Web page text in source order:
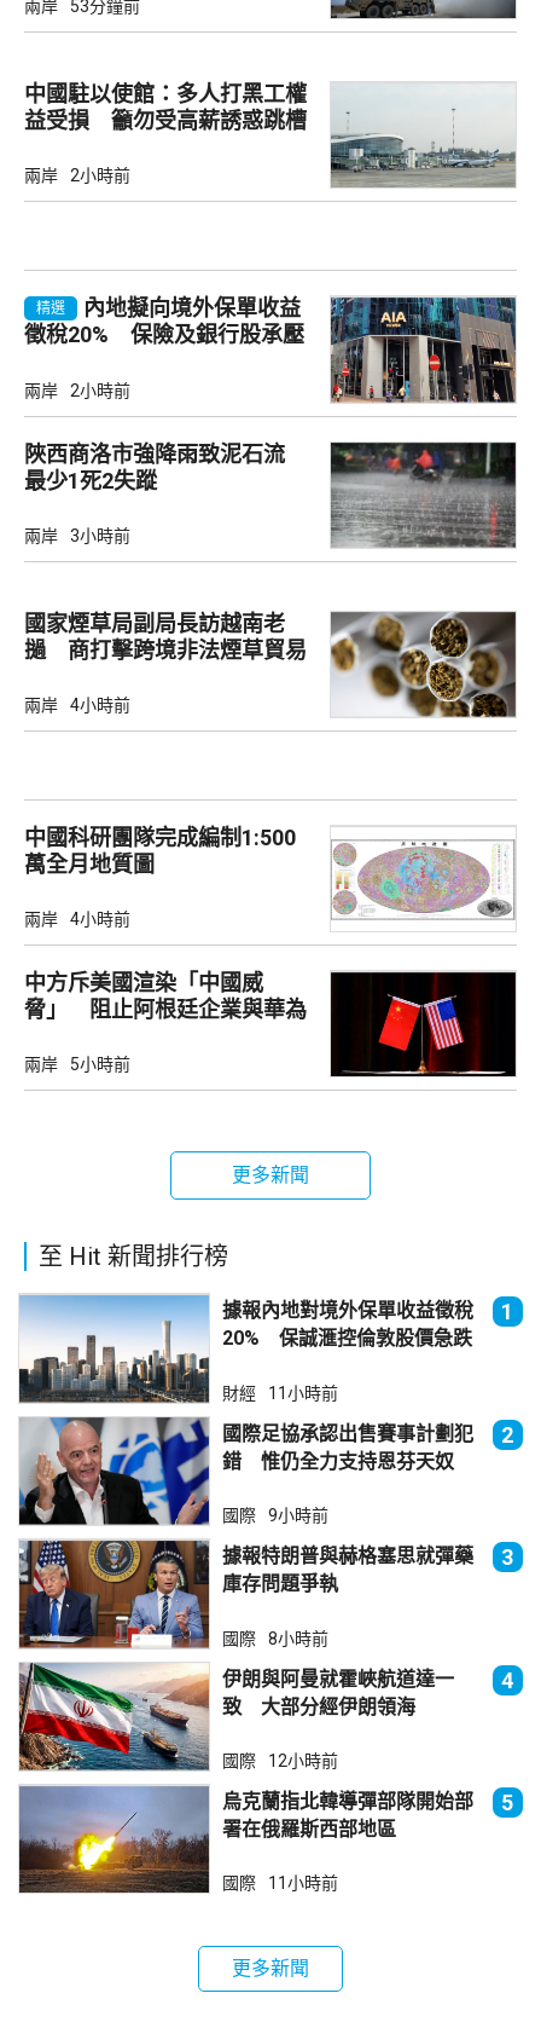
兩岸 53分鐘前
中國駐以使館：多人打黑工權
益受損 籲勿受高薪誘惑跳槽
兩岸 2小時前
精選
內地擬向境外保單收益
徵稅20% 保險及銀行股承壓
兩岸 2小時前
陜西商洛市強降雨致泥石流
最少1死2失蹤
兩岸 3小時前
國家煙草局副局長訪越南老
撾 商打擊跨境非法煙草貿易
兩岸 4小時前
中國科研團隊完成編制1:500
萬全月地質圖
兩岸 4小時前
中方斥美國渲染「中國威
脅」 阻止阿根廷企業與華為
兩岸 5小時前
更多新聞
至 Hit 新聞排行榜
據報內地對境外保單收益徵稅
20% 保誠滙控倫敦股價急跌
1
財經 11小時前
國際足協承認出售賽事計劃犯
錯 惟仍全力支持恩芬天奴
2
國際 9小時前
據報特朗普與赫格塞思就彈藥
庫存問題爭執
3
國際 8小時前
伊朗與阿曼就霍峽航道達一
致 大部分經伊朗領海
4
國際 12小時前
烏克蘭指北韓導彈部隊開始部
署在俄羅斯西部地區
5
國際 11小時前
更多新聞